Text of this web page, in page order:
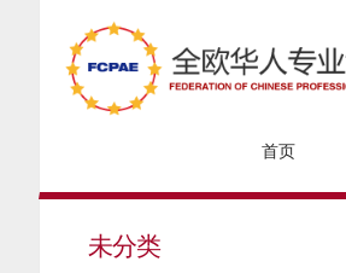
首页
未分类